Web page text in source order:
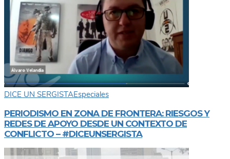
DICE UN SERGISTAEspeciales
PERIODISMO EN ZONA DE FRONTERA: RIESGOS Y
REDES DE APOYO DESDE UN CONTEXTO DE
CONFLICTO – #DICEUNSERGISTA